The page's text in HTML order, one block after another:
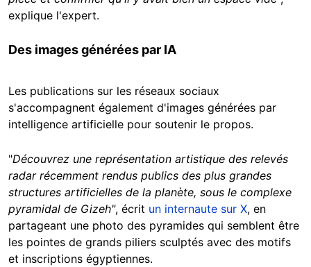
explique l'expert.
Des images générées par IA
Les publications sur les réseaux sociaux
s'accompagnent également d'images générées par
intelligence artificielle pour soutenir le propos.
"Découvrez une représentation artistique des relevés
radar récemment rendus publics des plus grandes
structures artificielles de la planète, sous le complexe
pyramidal de Gizeh", écrit un internaute sur X, en
partageant une photo des pyramides qui semblent être
les pointes de grands piliers sculptés avec des motifs
et inscriptions égyptiennes.